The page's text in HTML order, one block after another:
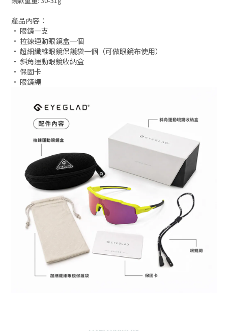
產品內容：
• 眼鏡一支
• 拉鍊運動眼鏡盒一個
• 超細纖維眼鏡保護袋一個（可做眼鏡布使用）
• 斜角運動眼鏡收納盒
• 保固卡
• 眼鏡繩